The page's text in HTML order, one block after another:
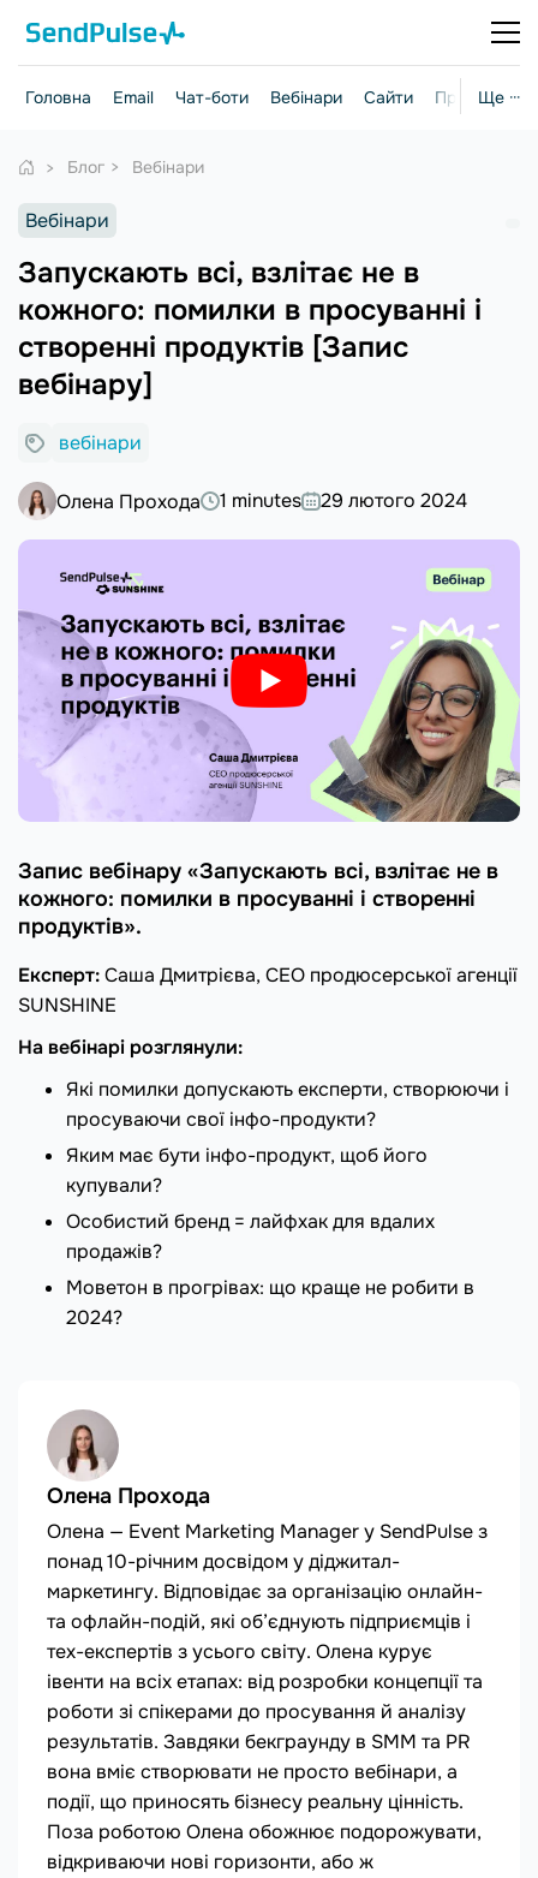
Ще ···
Головна Email Чат-боти Вебінари Сайти Практичні
Блог Вебінари
Вебінари
Запускають всі, взлітає не в
кожного: помилки в просуванні і
створенні продуктів [Запис
вебінару]
вебінари
Олена Прохода 1 minutes 29 лютого 2024
Запис вебінару «Запускають всі, взлітає не в
кожного: помилки в просуванні і створенні
продуктів».
Експерт:Саша Дмитрієва, СЕО продюсерської агенції
SUNSHINE
На вебінарі розглянули:
Які помилки допускають експерти, створюючи і
просуваючи свої інфо-продукти?
Яким має бути інфо-продукт, щоб його
купували?
Особистий бренд = лайфхак для вдалих
продажів?
Моветон в прогрівах: що краще не робити в
2024?
Олена Прохода
Олена — Event Marketing Manager у SendPulse з
понад 10-річним досвідом у діджитал-
маркетингу. Відповідає за організацію онлайн-
та офлайн-подій, які об’єднують підприємців і
тех-експертів з усього світу. Олена курує
івенти на всіх етапах: від розробки концепції та
роботи зі спікерами до просування й аналізу
результатів. Завдяки бекграунду в SMM та PR
вона вміє створювати не просто вебінари, а
події, що приносять бізнесу реальну цінність.
Поза роботою Олена обожнює подорожувати,
відкриваючи нові горизонти, або ж